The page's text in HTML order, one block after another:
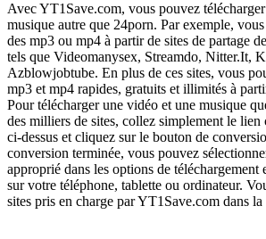
Avec YT1Save.com, vous pouvez
musique autre que 24porn. Par exemple,
des mp3 ou mp4 à partir de sites de partage
tels que Videomanysex, Streamdo, Nitter.It,
Azblowjobtube. En plus de ces sites, vous
mp3 et mp4 rapides, gratuits et illimités à
Pour télécharger une vidéo et une musique
des milliers de sites, collez simplement le lien
ci-dessus et cliquez sur le bouton de
conversion terminée, vous pouvez
approprié dans les options de téléchargement
sur votre téléphone, tablette ou ordinateur.
sites pris en charge par YT1Save.com dans la